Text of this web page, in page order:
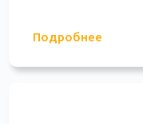
Подробнее